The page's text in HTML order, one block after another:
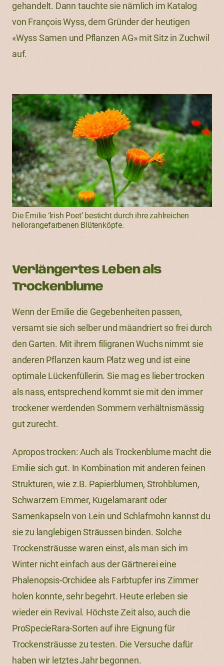
gehandelt. Dann tauchte sie nämlich im Katalog
von François Wyss, dem Gründer der heutigen
«Wyss Samen und Pflanzen AG» mit Sitz in Zuchwil
auf.
Die Emilie ‘Irish Poet’ besticht durch ihre zahlreichen
hellorangefarbenen Blütenköpfe.
Verlängertes Leben als
Trockenblume
Wenn der Emilie die Gegebenheiten passen,
versamt sie sich selber und mäandriert so frei durch
den Garten. Mit ihrem filigranen Wuchs nimmt sie
anderen Pflanzen kaum Platz weg und ist eine
optimale Lückenfüllerin. Sie mag es lieber trocken
als nass, entsprechend kommt sie mit den immer
trockener werdenden Sommern verhältnismässig
gut zurecht.
Apropos trocken: Auch als Trockenblume macht die
Emilie sich gut. In Kombination mit anderen feinen
Strukturen, wie z.B. Papierblumen, Strohblumen,
Schwarzem Emmer, Kugelamarant oder
Samenkapseln von Lein und Schlafmohn kannst du
sie zu langlebigen Sträussen binden. Solche
Trockensträusse waren einst, als man sich im
Winter nicht einfach aus der Gärtnerei eine
Phalenopsis-Orchidee als Farbtupfer ins Zimmer
holen konnte, sehr begehrt. Heute erleben sie
wieder ein Revival. Höchste Zeit also, auch die
ProSpecieRara-Sorten auf ihre Eignung für
Trockensträusse zu testen. Die Versuche dafür
haben wir letztes Jahr begonnen.